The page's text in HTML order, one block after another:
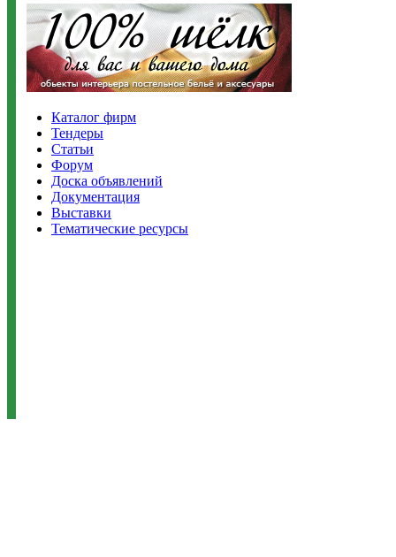
Каталог фирм
Тендеры
Статьи
Форум
Доска объявлений
Документация
Выставки
Тематические ресурсы